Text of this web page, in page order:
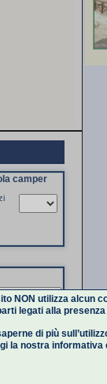
camper
NON utilizza alcun
legati alla
di più
la nostra informativa